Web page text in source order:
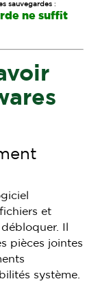
sauvegardes:
ne suffit
et
Il
pièces jointes
système.